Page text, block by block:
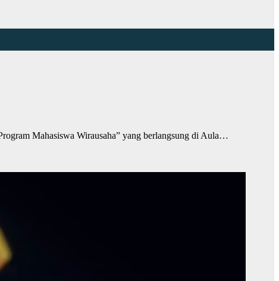
Mahasiswa Wirausaha” yang berlangsung di Aula…